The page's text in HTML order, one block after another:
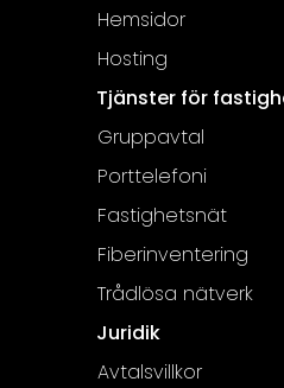
Hemsidor
Hosting
Tjänster för
Gruppavtal
Porttelefoni
Fastighetsnät
Fiberinventering
Trådlösa nätverk
Juridik
Avtalsvillkor